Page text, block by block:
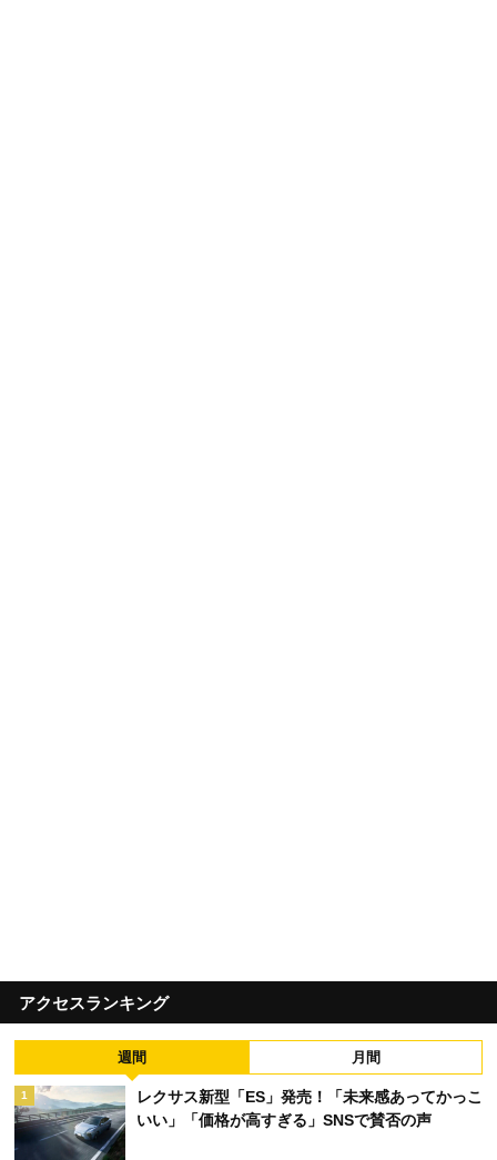
アクセスランキング
週間 月間
1
レクサス新型「ES」発売！「未来感あってかっこ
いい」「価格が高すぎる」SNSで賛否の声